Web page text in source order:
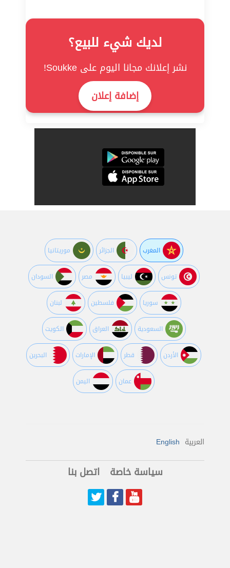
لديك شيء للبيع؟
نشر إعلانك مجانا اليوم على Soukke!
إضافة إعلان
المغرب الجزائر موريتانيا
تونس ليبيا مصر السودان
سوريا فلسطين لبنان
السعودية العراق الكويت
اﻷردن قطر اﻹمارات البحرين
عمان اليمن
العربية English
سياسة خاصة اتصل بنا